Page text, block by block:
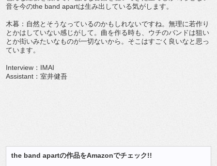
音を今のthe band apartは生み出している気がします。
木暮：自然とそうなっているのかもしれないですね。無理に若作り
とかはしていない感じがして。曲を作る時も、ウチのバンドは狙い
とか衒いみたいなものが一切ないから。そこはすごく良いなと思っ
ています。
Interview：IMAI
Assistant：室井健吾
the band apartの作品をAmazonでチェック!!